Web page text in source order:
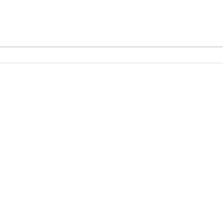
de Vincennes' (ligne 1).
habitable de 120 m2, une surface utile de 180 m2, des
séjour de 33 m2 et une cuisine dinatoire de 12 m2
les mots CORNUT SAFTI dans un moteur de recherche.